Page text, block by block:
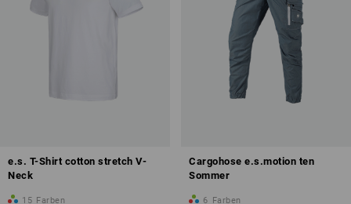
e.s. T-Shirt cotton stretch V-
Neck
15 Farben
Cargohose e.s.motion ten
Sommer
6 Farben